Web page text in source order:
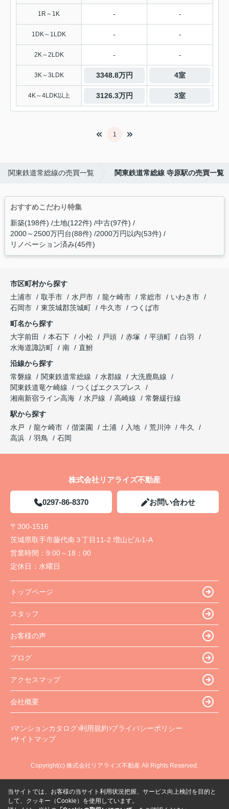
1R～1K - -
1DK～1LDK - -
2K～2LDK - -
3K～3LDK 3348.8万円 4室
4K～4LDK以上 3126.3万円 3室
1
関東鉄道常総線の売買一覧 関東鉄道常総線 寺原駅の売買一覧
おすすめこだわり特集
新築(198件) 土地(122件) 中古(97件)
2000～2500万円台(88件) 2000万円以内(53件)
リノベーション済み(45件)
市区町村から探す
土浦市
取手市 水戸市 龍ケ崎市 常総市
いわき市
石岡市
東茨城郡茨城町 牛久市
つくば市
町名から探す
大字前田
本石下 小松 戸頭 赤塚 平須町
白羽
水海道諏訪町
南
直鮒
沿線から探す
常磐線
関東鉄道常総線 水郡線
大洗鹿島線
関東鉄道竜ケ崎線
つくばエクスプレス
湘南新宿ライン高海
水戸線 高崎線
常磐緩行線
駅から探す
水戸
龍ケ崎市 偕楽園 土浦 入地 荒川沖
牛久
高浜
羽鳥 石岡
株式会社リアライズ不動産
0297-86-8370 お問い合わせ
〒300-1516
茨城県取手市藤代南３丁目11-2 増山ビル1-A
営業時間： 9:00～18：00
定休日： 水曜日
トップページ
スタッフ
お客様の声
ブログ
アクセスマップ
会社概要
マンションカタログ 利用規約 プライバシーポリシー
サイトマップ
Copyright(c) 株式会社リアライズ不動産 All Rights Reserved.
当サイトでは、お客様の当サイト利用状況把握、サービス向上検討を目的と
して、クッキー（Cookie）を使用しています。